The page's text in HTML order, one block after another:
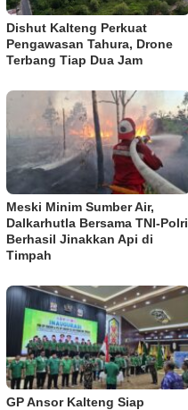
Dishut Kalteng Perkuat
Pengawasan Tahura, Drone
Terbang Tiap Dua Jam
Meski Minim Sumber Air,
Dalkarhutla Bersama TNI-Polri
Berhasil Jinakkan Api di
Timpah
GP Ansor Kalteng Siap